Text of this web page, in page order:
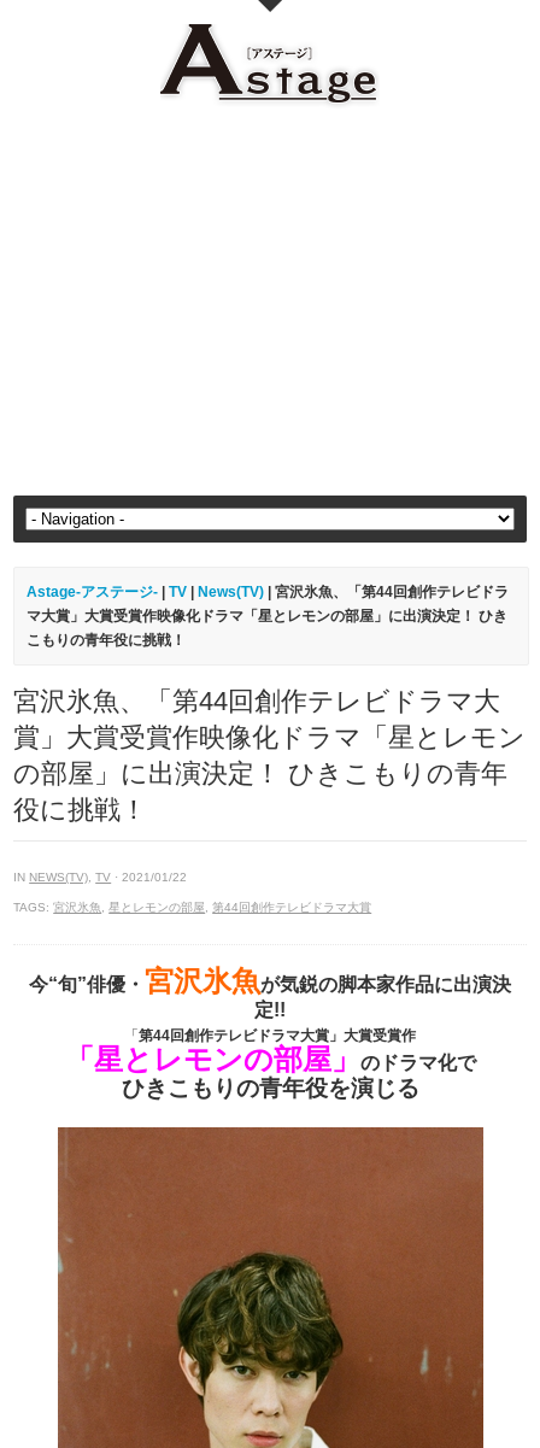
Astage-アステージ- |TV News(TV) | 宮沢氷魚、「第44回創作テレビドラ
マ大賞」大賞受賞作映像化ドラマ「星とレモンの部屋」に出演決定！ ひき
こもりの青年役に挑戦！
宮沢氷魚、「第44回創作テレビドラマ大
賞」大賞受賞作映像化ドラマ「星とレモン
の部屋」に出演決定！ ひきこもりの青年
役に挑戦！
IN NEWS(TV) ,TV · 2021/01/22
TAGS:宮沢氷魚 ,星とレモンの部屋 ,第44回創作テレビドラマ大賞
今“旬”俳優・ 宮沢氷魚が気鋭の脚本家作品に出演決
定!!
「 第44回創作テレビドラマ大賞」大賞受賞作
「星とレモンの部屋」 のドラマ化で
ひきこもりの青年役を演じる